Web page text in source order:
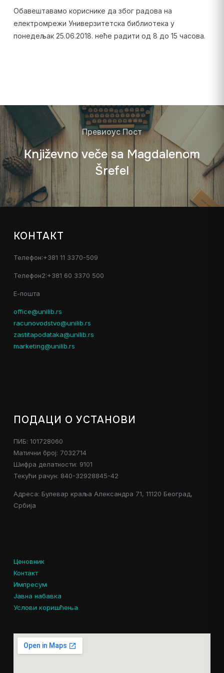
Обавештавамо кориснике да због радова на
електромрежи Универзитетска библиотека у
понедељак 25.06.2018. неће радити од 8 до 15 часова.
Превиоус Пост
Književno veče sa Magdalenom
Šrefel
КОНТАКТ
Телефон:+381 11 3370-509
Телефон2:+381 60 3370 500
Е-пошта
office@unilib.rs
racunovodstvo@unilib.rs
zastitapodataka@unilib.rs
marketing@unilib.rs
ПОДАЦИ О УСТАНОВИ
ПИБ: 101728060
Матични број: 7032714
Шифра делатности: 9101
Текући рачун: 840-32928845-42
Адреса: Булевар краља Александра 71, 11120 Београд,
Србија
Ценовник
Контакт
Импресум
Јавна набавка
Услови коришћења